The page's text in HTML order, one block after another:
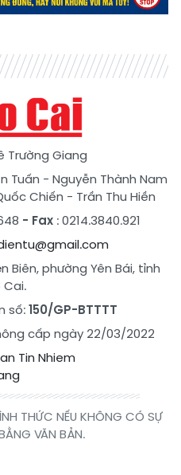
Trường Giang
Tuấn - Nguyễn Thành Nam
Chiến - Trần Thu Hiền
- Fax : 0214.3840.921
Biên, phường Yên Bái, tỉnh
Cai.
số:150/GP-BTTTT
cấp ngày 22/03/2022
THỨC NẾU KHÔNG CÓ SỰ
VĂN BẢN.